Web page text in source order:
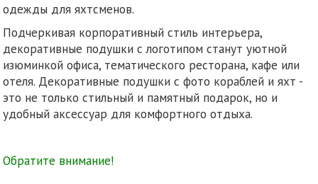
одежды для яхтсменов.
Подчеркивая корпоративный стиль интерьера,
декоративные подушки с логотипом станут уютной
изюминкой офиса, тематического ресторана, кафе или
отеля. Декоративные подушки с фото кораблей и яхт -
это не только стильный и памятный подарок, но и
удобный аксессуар для комфортного отдыха.
Обратите внимание!